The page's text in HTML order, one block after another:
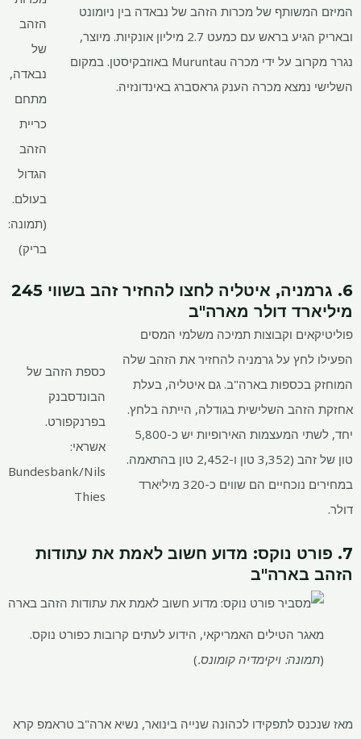
הזהב
של
נבאדה,
מתחם
כריית
הזהב
הגדול
בעולם.
(תמונה:
בריק)
המיזם המשותף של מכרות הזהב של נבאדה בין ניומונט
ובאריק הגיע בראש עם כמעט 2.7 מיליון אונקיות. מיוצר,
נגרר מקרוב על ידי מכרה Muruntau באוזבקיסטן. במקום
השלישי נמצא מכרה הענק גראסברג באינדונזיה.
6. גרמניה, איטליה לחצו להחזיר זהב בשווי 245
מיליארד דולר מארה"ב
כספת הזהב של
הבונדסבנק
בפרנקפורט.
אשראי:
Bundesbank/Nils
Thies
פוליטיקאים וקבוצות תמיכה משלמי המסים
הפעילו לחץ על גרמניה להחזיר את הזהב שלה
המוחזק בכספות בארה"ב. גם איטליה, בעלת
אחזקת הזהב השלישית בגודלה, הייתה בלחץ.
יחד, לשתי המעצמות האירופיות יש כ-5,800
טון של זהב (3,352 טון ו-2,452 טון בהתאמה.
במחירים נוכחיים הם שווים כ-320 מיליארד
דולר.
7. פורט נוקס: מדוע חשוב לאמת את עתודות
הזהב בארה"ב
מאגר הטילים האמריקאי, הידוע לעתים קרובות כפורט נוקס.
(תמונה: ויקימדיה קומונס.)
מאז שנכנס לתפקידו לכהונה שנייה בינואר, נשיא ארה"ב טראמפ קרא